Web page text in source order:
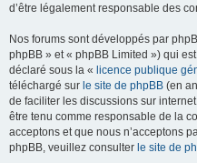
d’être légalement responsable des
Nos forums sont développés par
phpBB » et « phpBB Limited ») qui
déclaré sous la « licence publique
téléchargé sur le site de phpBB (en
de faciliter les discussions sur
être tenu comme responsable de la
acceptons et que nous n’acceptons
phpBB, veuillez consulter le site de